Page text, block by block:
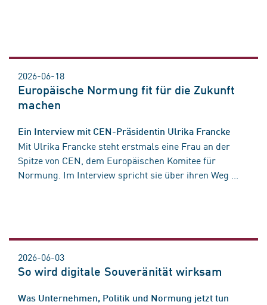
2026-06-18
Europäische Normung fit für die Zukunft
machen
Ein Interview mit CEN-Präsidentin Ulrika Francke
Mit Ulrika Francke steht erstmals eine Frau an der
Spitze von CEN, dem Europäischen Komitee für
Normung. Im Interview spricht sie über ihren Weg ...
2026-06-03
So wird digitale Souveränität wirksam
Was Unternehmen, Politik und Normung jetzt tun